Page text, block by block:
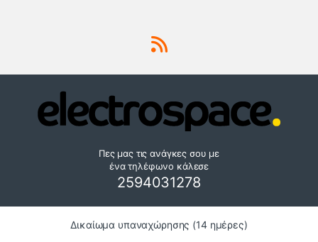
Πες μας τις ανάγκες σου με
ένα τηλέφωνο κάλεσε
2594031278
Δικαίωμα υπαναχώρησης (14 ημέρες)